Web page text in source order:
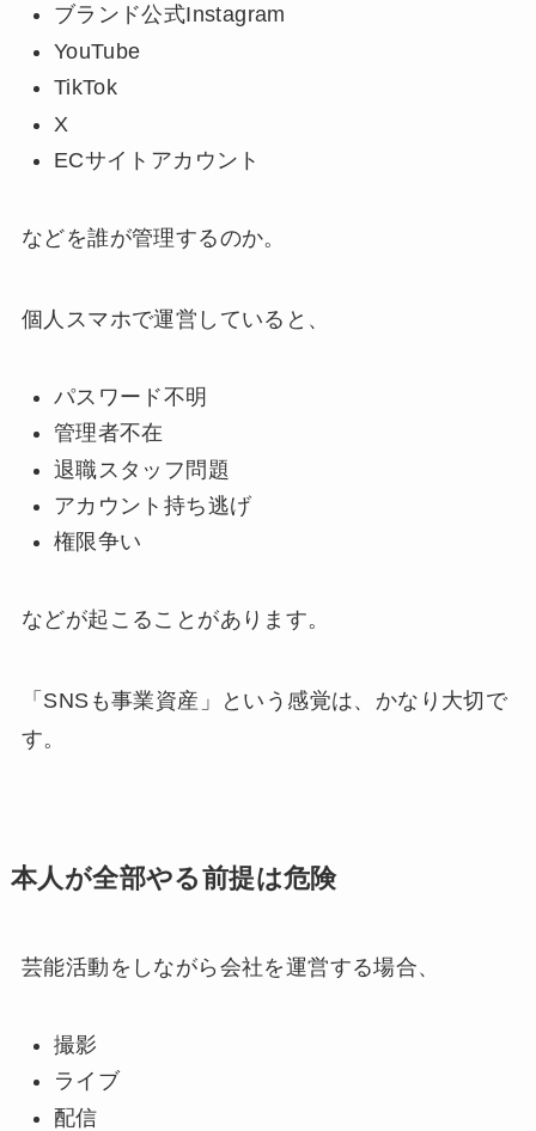
ブランド公式Instagram
YouTube
TikTok
X
ECサイトアカウント
などを誰が管理するのか。
個人スマホで運営していると、
パスワード不明
管理者不在
退職スタッフ問題
アカウント持ち逃げ
権限争い
などが起こることがあります。
「SNSも事業資産」という感覚は、かなり大切で
す。
本人が全部やる前提は危険
芸能活動をしながら会社を運営する場合、
撮影
ライブ
配信